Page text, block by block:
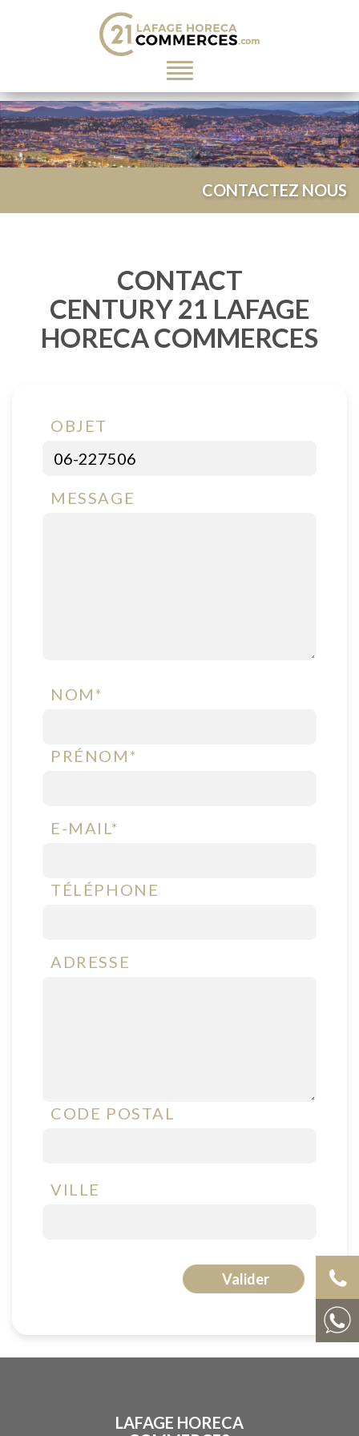
Toggle
navigation
CONTACTEZ NOUS
CONTACT
CENTURY 21 LAFAGE
HORECA COMMERCES
OBJET
MESSAGE
NOM*
PRÉNOM*
E-MAIL*
TÉLÉPHONE
ADRESSE
CODE POSTAL
VILLE
Valider
LAFAGE HORECA